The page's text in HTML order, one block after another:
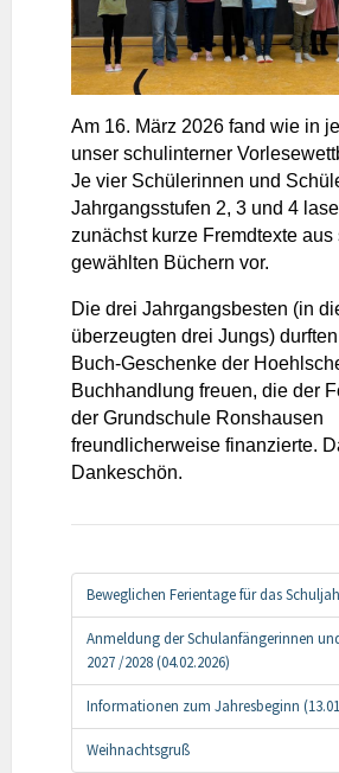
Am 16. März 2026 fand wie in
unser schulinterner
Je vier Schülerinnen und
Jahrgangsstufen 2, 3 und 4
zunächst kurze Fremdtexte aus
gewählten Büchern vor.
Die drei Jahrgangsbesten (in
überzeugten drei Jungs)
Buch-Geschenke der
Buchhandlung freuen, die der
der Grundschule Ronshausen
freundlicherweise finanzierte.
Dankeschön.
Beweglichen Ferientage für das
Anmeldung der Schulanfängerinnen
2027 /2028 (04.02.2026)
Informationen zum Jahresbeginn
Weihnachtsgruß